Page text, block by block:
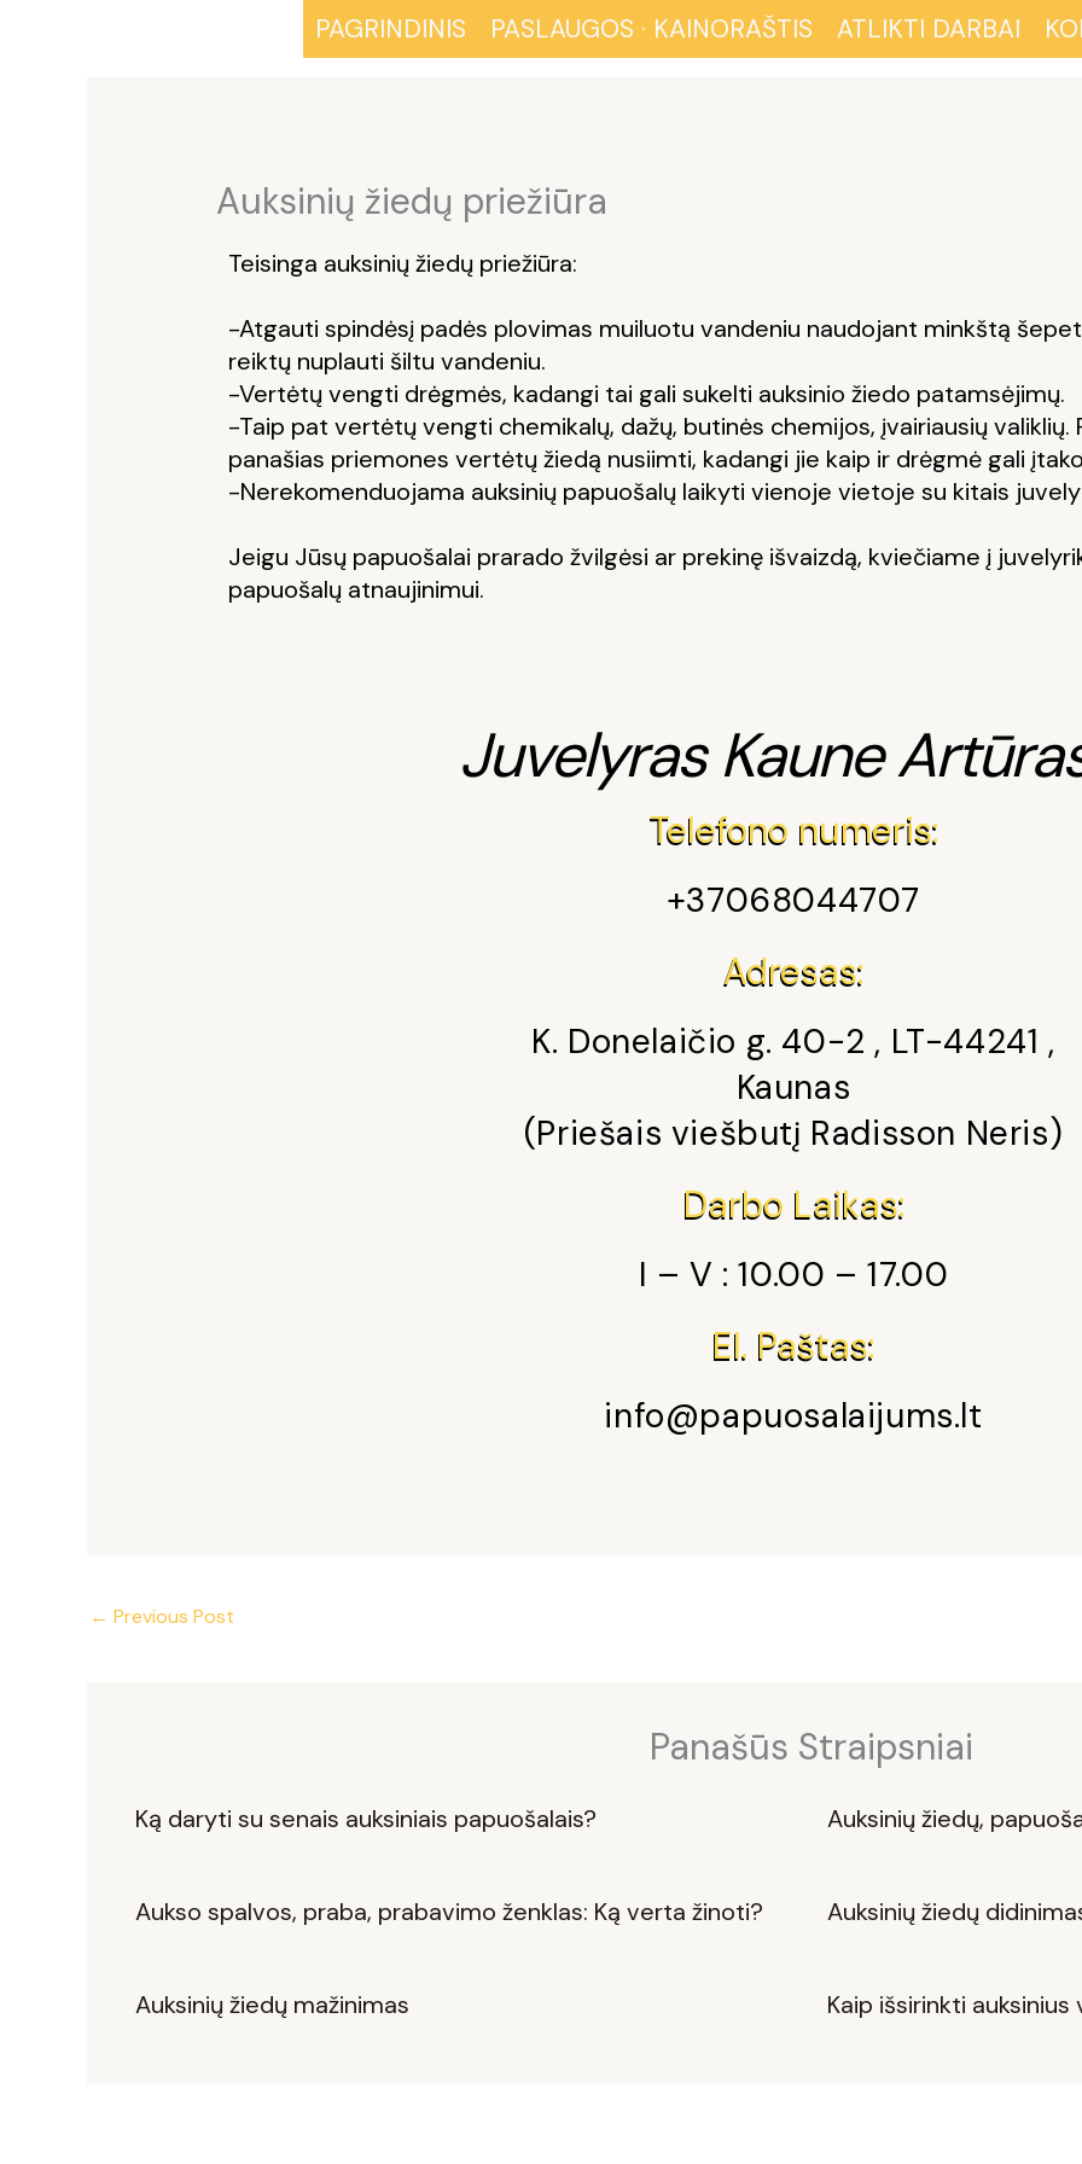
PAGRINDINIS PASLAUGOS · KAINORAŠTIS ATLIKTI DARBAI
Auksinių žiedų priežiūra
Teisinga auksinių žiedų priežiūra:
-Atgauti spindėsį padės plovimas muiluotu vandeniu naudojant minkštą
reiktų nuplauti šiltu vandeniu.
-Vertėtų vengti drėgmės, kadangi tai gali sukelti auksinio žiedo patamsėjimų.
-Taip pat vertėtų vengti chemikalų, dažų, butinės chemijos, įvairiausių valiklių.
panašias priemones vertėtų žiedą nusiimti, kadangi jie kaip ir drėgmė gali
-Nerekomenduojama auksinių papuošalų laikyti vienoje vietoje su kitais
Jeigu Jūsų papuošalai prarado žvilgėsi ar prekinę išvaizdą, kviečiame į
papuošalų atnaujinimui.
Juvelyras Kaune
Telefono numeris:
+37068044707
Adresas:
K. Donelaičio g. 40-2 , LT-44241 ,
Kaunas
(Priešais viešbutį Radisson Neris)
Darbo Laikas:
I – V : 10.00 – 17.00
El. Paštas:
info@papuosalaijums.lt
← Previous Post
Panašūs Straipsniai
Ką daryti su senais auksiniais papuošalais? Auksinių žiedų,
Aukso spalvos, praba, prabavimo ženklas: Ką verta žinoti? Auksinių žiedų
Auksinių žiedų mažinimas Kaip išsirinkti